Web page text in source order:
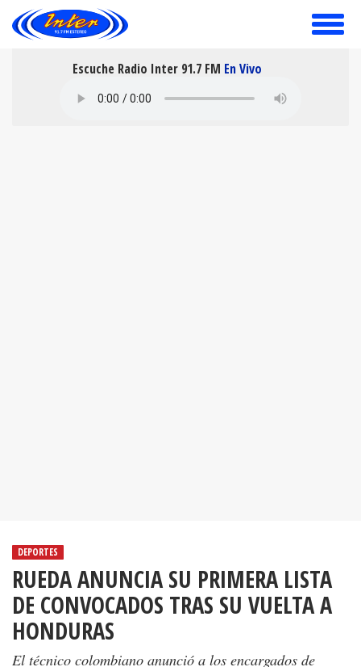
toggle
Escuche Radio Inter 91.7 FM En Vivo
DEPORTES
RUEDA ANUNCIA SU PRIMERA LISTA
DE CONVOCADOS TRAS SU VUELTA A
HONDURAS
El técnico colombiano anunció a los encargados de